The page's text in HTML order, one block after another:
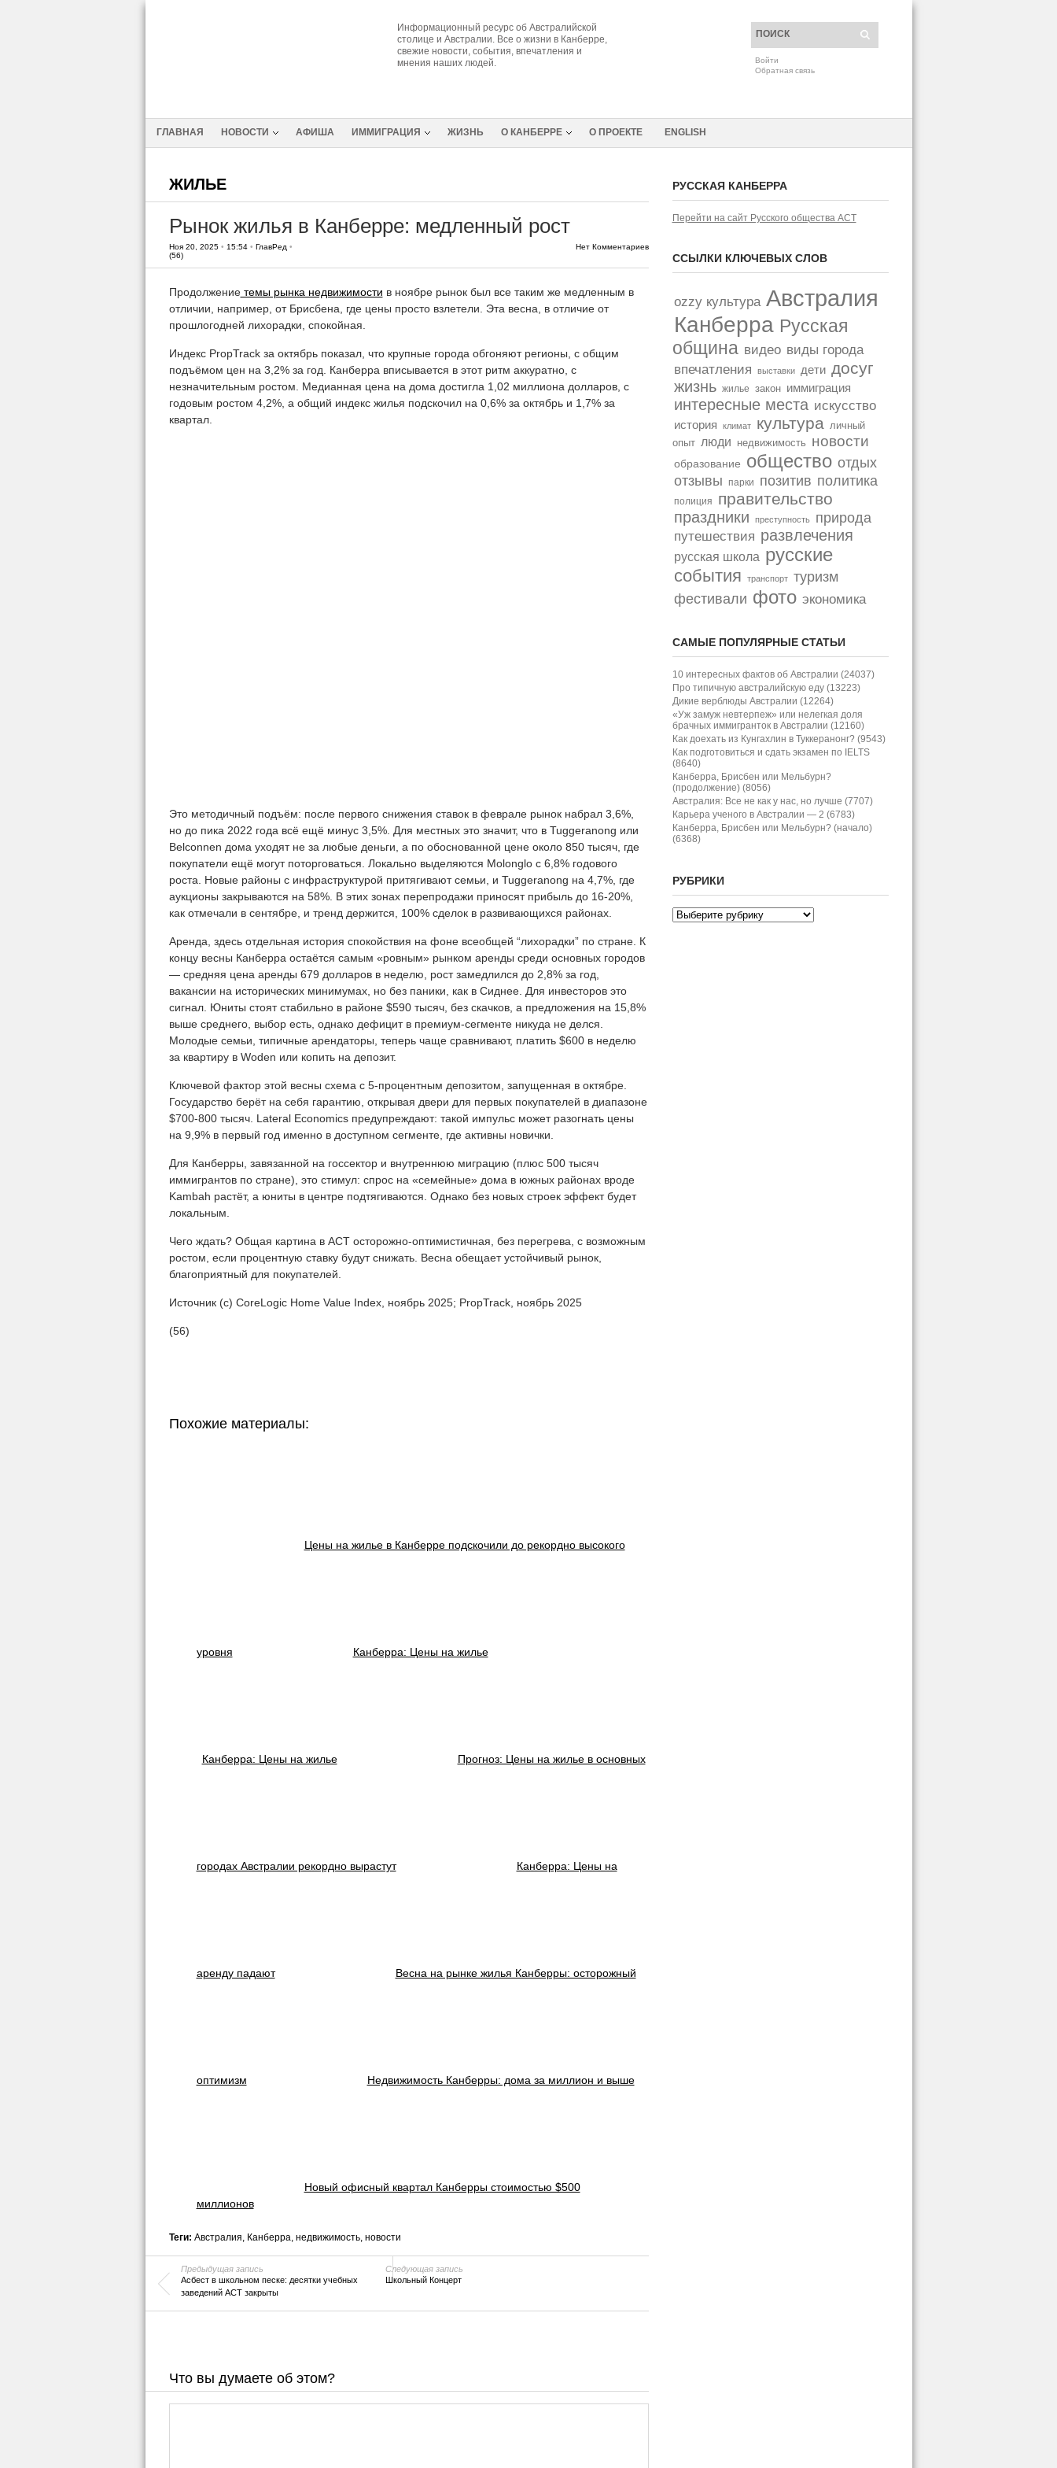
Информационный ресурс об Австралийской
столице и Австралии. Все о жизни в Канберре,
свежие новости, события, впечатления и
мнения наших людей.
Войти
Обратная связь
ГЛАВНАЯ НОВОСТИ АФИША ИММИГРАЦИЯ ЖИЗНЬ О КАНБЕРРЕ О ПРОЕКТЕ ENGLISH
ЖИЛЬЕ
Рынок жилья в Канберре: медленный рост
Ноя 20, 2025• 15:54• ГлавРед Нет Комментариев
•
(56)
Продолжениетемы рынка недвижимости в ноябре рынок был все таким же медленным в
отличии, например, от Брисбена, где цены просто взлетели. Эта весна, в отличие от
прошлогодней лихорадки, спокойная.
Индекс PropTrack за октябрь показал, что крупные города обгоняют регионы, с общим
подъёмом цен на 3,2% за год. Канберра вписывается в этот ритм аккуратно, с
незначительным ростом. Медианная цена на дома достигла 1,02 миллиона долларов, с
годовым ростом 4,2%, а общий индекс жилья подскочил на 0,6% за октябрь и 1,7% за
квартал.
Это методичный подъём: после первого снижения ставок в феврале рынок набрал 3,6%,
но до пика 2022 года всё ещё минус 3,5%. Для местных это значит, что в Tuggeranong или
Belconnen дома уходят не за любые деньги, а по обоснованной цене около 850 тысяч, где
покупатели ещё могут поторговаться. Локально выделяются Molonglo с 6,8% годового
роста. Новые районы с инфраструктурой притягивают семьи, и Tuggeranong на 4,7%, где
аукционы закрываются на 58%. В этих зонах перепродажи приносят прибыль до 16-20%,
как отмечали в сентябре, и тренд держится, 100% сделок в развивающихся районах.
Аренда, здесь отдельная история спокойствия на фоне всеобщей “лихорадки” по стране. К
концу весны Канберра остаётся самым «ровным» рынком аренды среди основных городов
— средняя цена аренды 679 долларов в неделю, рост замедлился до 2,8% за год,
вакансии на исторических минимумах, но без паники, как в Сиднее. Для инвесторов это
сигнал. Юниты стоят стабильно в районе $590 тысяч, без скачков, а предложения на 15,8%
выше среднего, выбор есть, однако дефицит в премиум-сегменте никуда не делся.
Молодые семьи, типичные арендаторы, теперь чаще сравнивают, платить $600 в неделю
за квартиру в Woden или копить на депозит.
Ключевой фактор этой весны схема с 5-процентным депозитом, запущенная в октябре.
Государство берёт на себя гарантию, открывая двери для первых покупателей в диапазоне
$700-800 тысяч. Lateral Economics предупреждают: такой импульс может разогнать цены
на 9,9% в первый год именно в доступном сегменте, где активны новички.
Для Канберры, завязанной на госсектор и внутреннюю миграцию (плюс 500 тысяч
иммигрантов по стране), это стимул: спрос на «семейные» дома в южных районах вроде
Kambah растёт, а юниты в центре подтягиваются. Однако без новых строек эффект будет
локальным.
Чего ждать? Общая картина в ACT осторожно-оптимистичная, без перегрева, с возможным
ростом, если процентную ставку будут снижать. Весна обещает устойчивый рынок,
благоприятный для покупателей.
Источник (с) CoreLogic Home Value Index, ноябрь 2025; PropTrack, ноябрь 2025
(56)
Похожие материалы:
Цены на жилье в Канберре подскочили до рекордно высокого
уровня Канберра: Цены на жилье
Канберра: Цены на жилье Прогноз: Цены на жилье в основных
городах Австралии рекордно вырастут Канберра: Цены на
аренду падают Весна на рынке жилья Канберры: осторожный
оптимизм Недвижимость Канберры: дома за миллион и выше
Новый офисный квартал Канберры стоимостью $500
миллионов
Теги: Австралия, Канберра, недвижимость, новости
Предыдущая запись
Асбест в школьном песке: десятки учебных
заведений ACT закрыты
Следующая запись
Школьный Концерт
Что вы думаете об этом?
РУССКАЯ КАНБЕРРА
Перейти на сайт Русского общества АСТ
ССЫЛКИ КЛЮЧЕВЫХ СЛОВ
ozzy культура Австралия
Канберра Русская
община видео виды города
впечатления
выставки дети досуг
жизнь жилье закон иммиграция
интересные места искусство
история климат культура личный
опыт люди недвижимость новости
образование общество отдых
отзывы парки позитив политика
полиция правительство
праздники преступность природа
путешествия развлечения
русская школа русские
события транспорт туризм
фестивали фото экономика
САМЫЕ ПОПУЛЯРНЫЕ СТАТЬИ
10 интересных фактов об Австралии (24037)
Про типичную австралийскую еду (13223)
Дикие верблюды Австралии (12264)
«Уж замуж невтерпеж» или нелегкая доля
брачных иммигранток в Австралии (12160)
Как доехать из Кунгахлин в Туккеранонг? (9543)
Как подготовиться и сдать экзамен по IELTS
(8640)
Канберра, Брисбен или Мельбурн?
(продолжение) (8056)
Австралия: Все не как у нас, но лучше (7707)
Карьера ученого в Австралии — 2 (6783)
Канберра, Брисбен или Мельбурн? (начало)
(6368)
РУБРИКИ